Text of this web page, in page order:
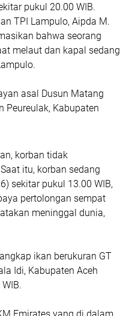
pukul 20.00 WIB.
TPI Lampulo, Aipda M.
bahwa seorang
melaut dan kapal sedang
asal Dusun Matang
Peureulak, Kabupaten
korban tidak
itu, korban sedang
sekitar pukul 13.00 WIB,
pertolongan sempat
meninggal dunia,
ikan berukuran GT
Idi, Kabupaten Aceh